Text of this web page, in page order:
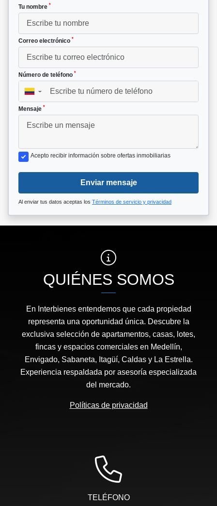
Tu nombre *
Correo electrónico *
Número de teléfono *
▼
Mensaje *
Acepto recibir información sobre ofertas inmobiliarias
Enviar mensaje
Al enviar tus datos aceptas los Términos de servicio y privacidad
QUIÉNES SOMOS
En Interbienes entendemos que cada propiedad
representa una oportunidad única. Descubre la
exclusiva selección de apartamentos, casas, lotes,
fincas y espacios comerciales en Medellín,
Envigado, Sabaneta, Itagüí, Caldas y La Estrella.
Experiencia respaldada por asesoría especializada
del mercado.
Políticas de privacidad
TELÉFONO